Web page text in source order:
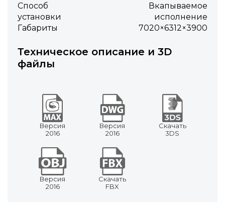
Способ
установки
Вкапываемое
исполнение
Габариты
7020×6312×3900
Техническое описание и 3D
файлы
Версия
2016
Версия
2016
Скачать
3DS
Версия
2016
Скачать
FBX